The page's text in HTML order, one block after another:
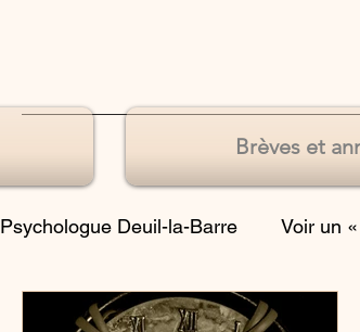
Brèves et
Psychologue Deuil-la-Barre Voir un
Souffrances de l’identité